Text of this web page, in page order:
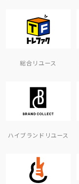
総合リユース
ハイブランドリユース